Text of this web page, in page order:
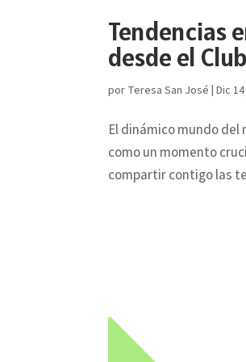
Tendencias
desde el
por Teresa San José |Dic
El dinámico mundo
como un momento
compartir contigo las